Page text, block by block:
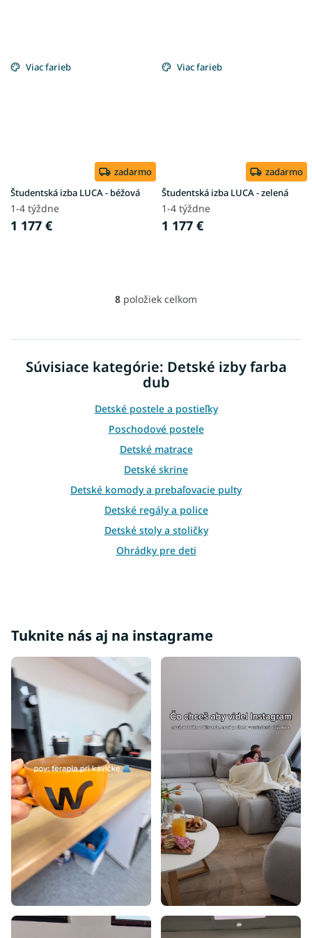
Viac farieb
zadarmo
Študentská izba LUCA - béžová
1-4 týždne
1 177 €
Viac farieb
zadarmo
Študentská izba LUCA - zelená
1-4 týždne
1 177 €
O
á
a
c
e
p
r
v
k
y
v
ý
p
i
u
8 položiek celkom
Súvisiace kategórie: Detské izby farba
dub
Detské postele a postieľky
Poschodové postele
Detské matrace
Detské skrine
Detské komody a prebaľovacie pulty
Detské regály a police
Detské stoly a stoličky
Ohrádky pre deti
Luxusné detské izby
Lacné detské izby
Biele detské izby
Tuknite nás aj na instagrame